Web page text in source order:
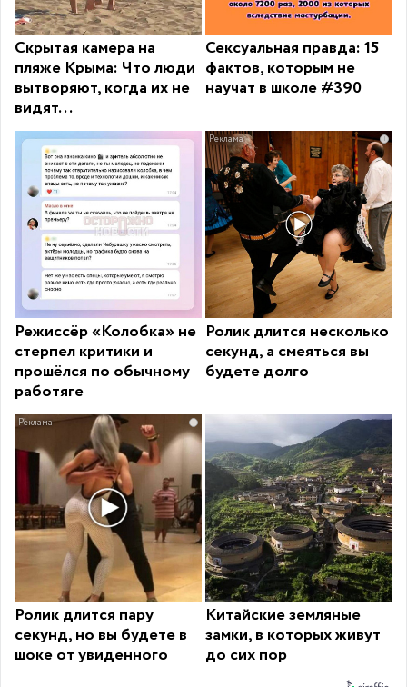
Скрытая камера на
пляже Крыма: Что люди
вытворяют, когда их не
видят...
Сексуальная правда: 15
фактов, которым не
научат в школе #390
Режиссёр «Колобка» не
стерпел критики и
прошёлся по обычному
работяге
i
Ролик длится несколько
секунд, а смеяться вы
будете долго
i
Ролик длится пару
секунд, но вы будете в
шоке от увиденного
Китайские земляные
замки, в которых живут
до сих пор